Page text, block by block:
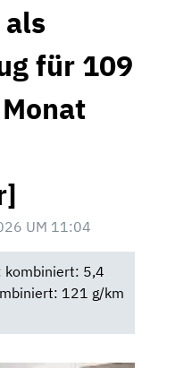
für 109
UM 11:04
kombiniert: 5,4
121 g/km